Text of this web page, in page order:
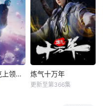
小书痴的下克上领主的养女 炼气十万年
更新至第366集